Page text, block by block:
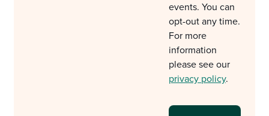
events. You can
opt-out any time.
For more
information
please see our
privacy policy.